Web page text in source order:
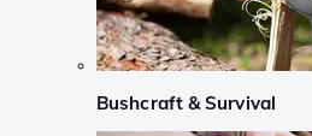
Bushcraft & Survival